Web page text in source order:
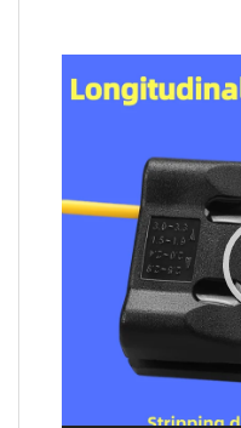
Player